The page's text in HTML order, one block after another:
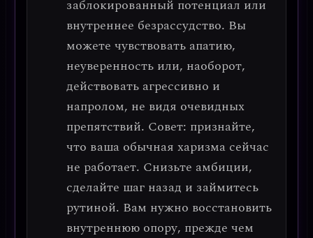
заблокированный потенциал или
внутреннее безрассудство. Вы
можете чувствовать апатию,
неуверенность или, наоборот,
действовать агрессивно и
напролом, не видя очевидных
препятствий. Совет: признайте,
что ваша обычная харизма сейчас
не работает. Снизьте амбиции,
сделайте шаг назад и займитесь
рутиной. Вам нужно восстановить
внутреннюю опору, прежде чем